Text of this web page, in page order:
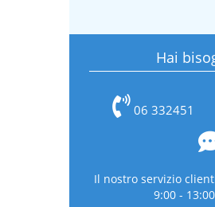
Hai
06 332451
Il nostro servizio
9:00 -